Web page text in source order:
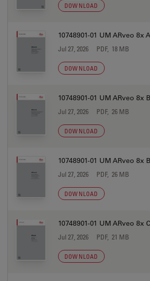
DOWNLOAD
10748901-01 UM ARveo 8x
Jul 27, 2026 PDF, 18 MB
DOWNLOAD
10748901-01 UM ARveo 8x
Jul 27, 2026 PDF, 26 MB
DOWNLOAD
10748901-01 UM ARveo 8x
Jul 27, 2026 PDF, 26 MB
DOWNLOAD
10748901-01 UM ARveo 8x
Jul 27, 2026 PDF, 21 MB
DOWNLOAD